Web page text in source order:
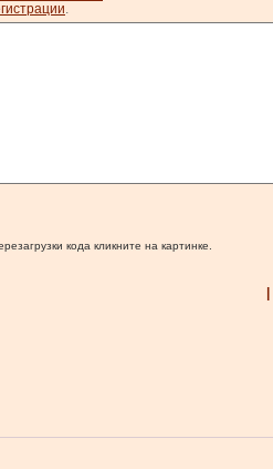
.
кода кликните на картинке.